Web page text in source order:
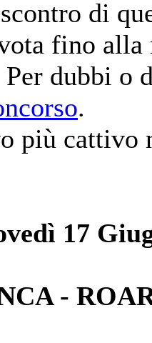
di
fino
Per dubbi o
.
più cattivo
17
-